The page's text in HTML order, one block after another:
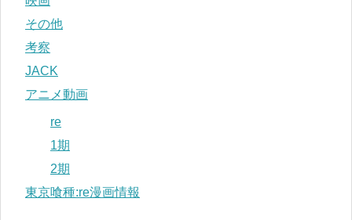
その他
考察
JACK
アニメ動画
re
1期
2期
東京喰種:re漫画情報